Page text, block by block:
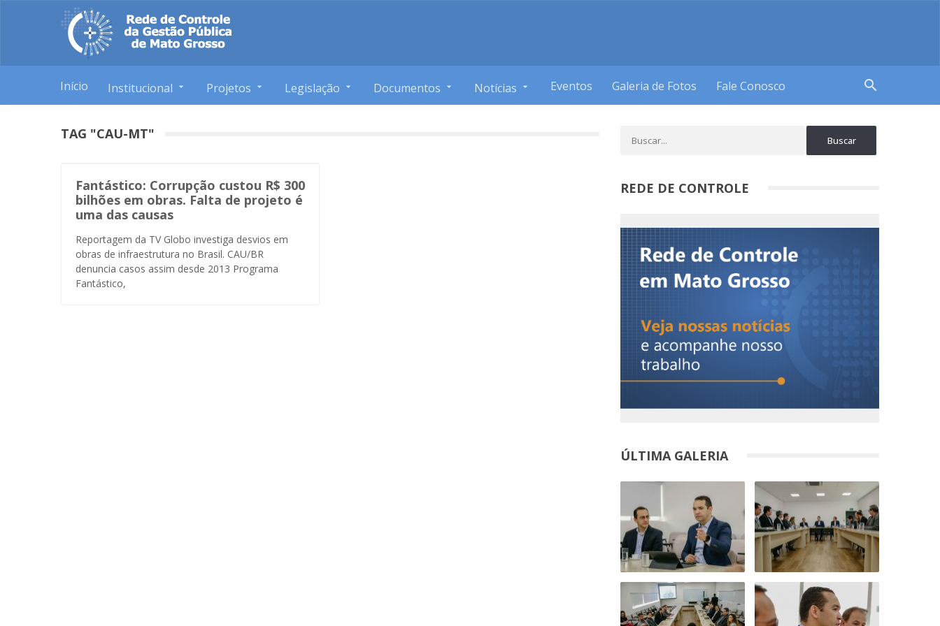
Início Institucional Projetos Legislação Documentos Notícias Eventos Galeria de Fotos Fale Conosco search
TAG "CAU-MT"
Fantástico: Corrupção custou R$ 300
bilhões em obras. Falta de projeto é
uma das causas
Reportagem da TV Globo investiga desvios em
obras de infraestrutura no Brasil. CAU/BR
denuncia casos assim desde 2013 Programa
Fantástico,
REDE DE CONTROLE
ÚLTIMA GALERIA